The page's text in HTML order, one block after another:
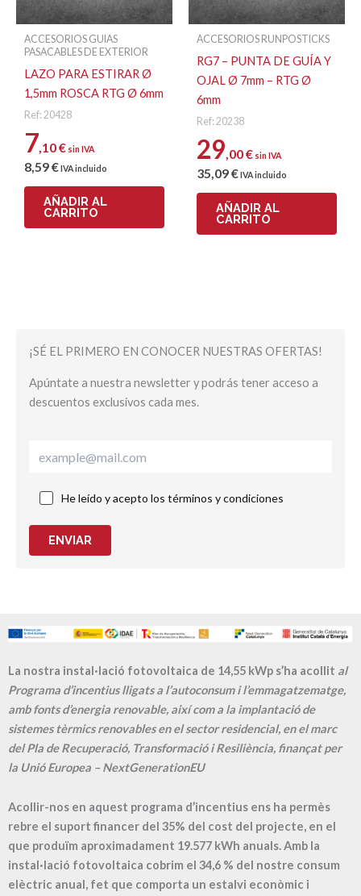
ACCESORIOS GUIAS
PASACABLES DE EXTERIOR
LAZO PARA ESTIRAR Ø
1,5mm ROSCA RTG Ø 6mm
Ref: 20428
7,10€ sin IVA
8,59€IVA incluido
AÑADIR AL
CARRITO
ACCESORIOS RUNPOSTICKS
RG7 – PUNTA DE GUÍA Y
OJAL Ø 7mm – RTG Ø
6mm
Ref: 20238
29,00€ sin IVA
35,09€IVA incluido
AÑADIR AL
CARRITO
¡SÉ EL PRIMERO EN CONOCER NUESTRAS OFERTAS!
Apúntate a nuestra newsletter y podrás tener acceso a
descuentos exclusivos cada mes.
He leído y acepto los términos y condiciones
ENVIAR
La nostra instal·lació fotovoltaica de 14,55 kWp s’ha acollit al
Programa d’incentius lligats a l’autoconsum i l’emmagatzematge,
amb fonts d’energia renovable, així com a la implantació de
sistemes tèrmics renovables en el sector residencial, en el marc
del Pla de Recuperació, Transformació i Resiliència, finançat per
la Unió Europea – NextGenerationEU
Acollir-nos en aquest programa d’incentius ens ha permès
rebre el suport financer del 35% del cost del projecte, en el
que produïm aproximadament 19.577 kWh anuals. Amb la
instal·lació fotovoltaica cobrim el 34,6 % del nostre consum
elèctric anual, fet que comporta un estalvi econòmic i